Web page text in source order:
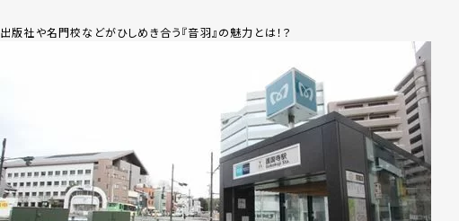
出版社や名門校などがひしめき合う『音羽』の魅力とは！？